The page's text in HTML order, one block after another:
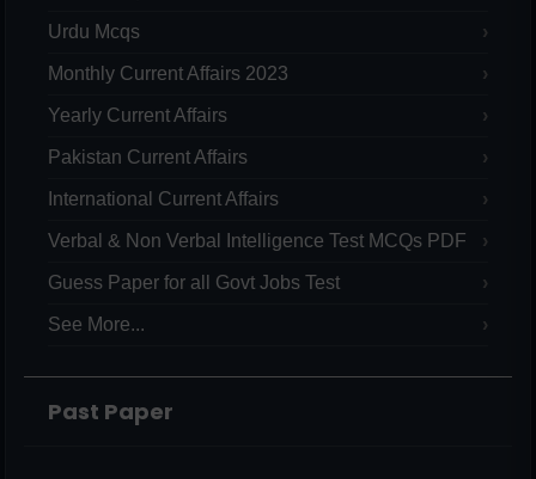
Urdu Mcqs
Monthly Current Affairs 2023
Yearly Current Affairs
Pakistan Current Affairs
International Current Affairs
Verbal & Non Verbal Intelligence Test MCQs PDF
Guess Paper for all Govt Jobs Test
See More...
Past Paper